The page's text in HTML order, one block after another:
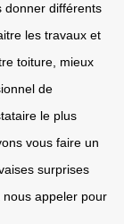
donner différents
les travaux et
toiture, mieux
de
le plus
vous faire un
surprises
nous appeler pour